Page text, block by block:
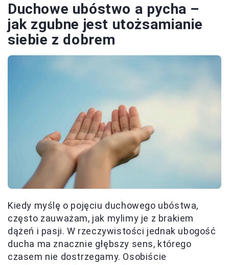
Duchowe ubóstwo a pycha –
jak zgubne jest utożsamianie
siebie z dobrem
Kiedy myślę o pojęciu duchowego ubóstwa,
często zauważam, jak mylimy je z brakiem
dążeń i pasji. W rzeczywistości jednak ubogość
ducha ma znacznie głębszy sens, którego
czasem nie dostrzegamy. Osobiście